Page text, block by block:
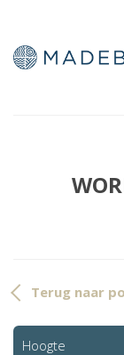
Terug naar
Hoogte